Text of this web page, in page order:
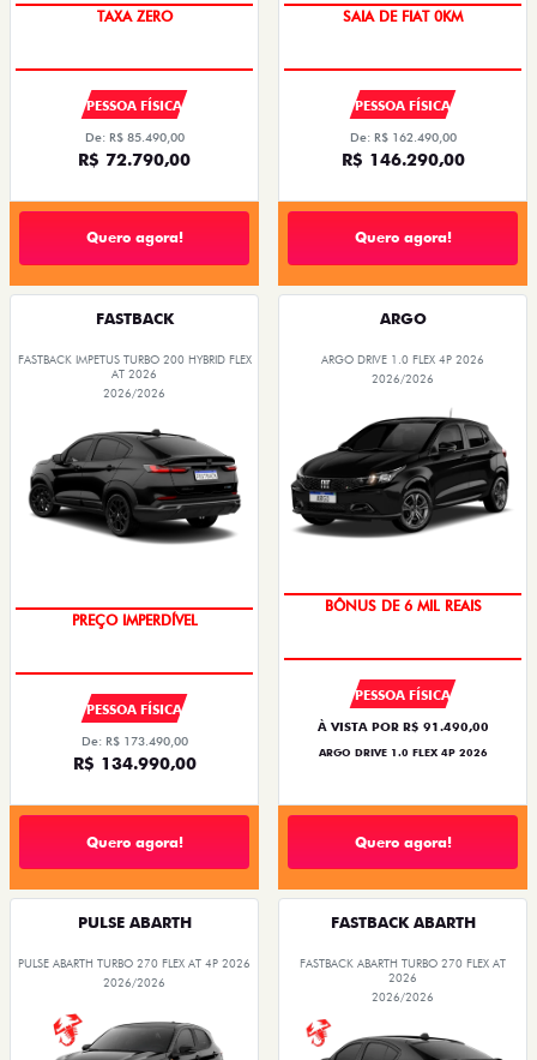
PESSOA FÍSICA
De: R$ 85.490,00
R$ 72.790,00
Quero agora!
PESSOA FÍSICA
De: R$ 162.490,00
R$ 146.290,00
Quero agora!
FASTBACK
FASTBACK IMPETUS TURBO 200 HYBRID FLEX
AT 2026
2026/2026
PESSOA FÍSICA
De: R$ 173.490,00
R$ 134.990,00
Quero agora!
ARGO
ARGO DRIVE 1.0 FLEX 4P 2026
2026/2026
PESSOA FÍSICA
À VISTA POR R$ 91.490,00
ARGO DRIVE 1.0 FLEX 4P 2026
Quero agora!
PULSE ABARTH
PULSE ABARTH TURBO 270 FLEX AT 4P 2026
2026/2026
FASTBACK ABARTH
FASTBACK ABARTH TURBO 270 FLEX AT
2026
2026/2026